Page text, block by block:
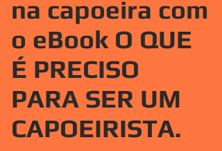
na capoeira com
o eBook O QUE
É PRECISO
PARA SER UM
CAPOEIRISTA.